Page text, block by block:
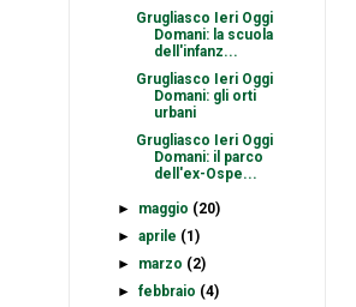
Grugliasco Ieri Oggi
Domani: la scuola
dell'infanz...
Grugliasco Ieri Oggi
Domani: gli orti
urbani
Grugliasco Ieri Oggi
Domani: il parco
dell'ex-Ospe...
► maggio (20)
►aprile (1)
► marzo (2)
►febbraio (4)